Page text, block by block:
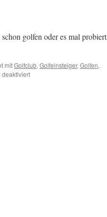
golfen oder es mal probiert
mitGolfclub, Golfeinsteiger, Golfen,
deaktiviert